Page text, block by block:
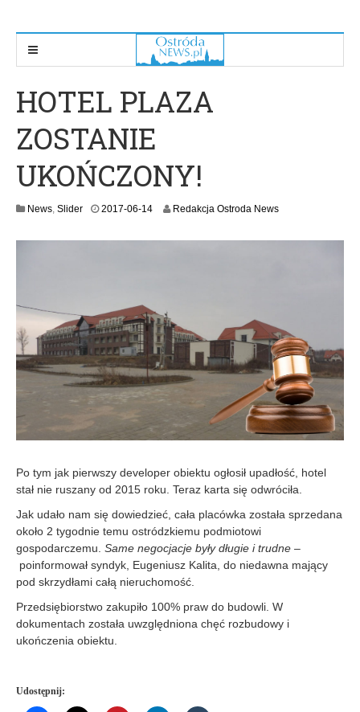
HOTEL PLAZA
ZOSTANIE
UKOŃCZONY!
News, Slider 2017-06-142
-
1
4
Redakcja Ostroda News
Po tym jak pierwszy developer obiektu ogłosił upadłość, hotel
stał nie ruszany od 2015 roku. Teraz karta się odwróciła.
Jak udało nam się dowiedzieć, cała placówka została sprzedana
około 2 tygodnie temu ostródzkiemu podmiotowi
gospodarczemu. Same negocjacje były długie i trudne –
poinformował syndyk, Eugeniusz Kalita, do niedawna mający
pod skrzydłami całą nieruchomość.
Przedsiębiorstwo zakupiło 100% praw do budowli. W
dokumentach została uwzględniona chęć rozbudowy i
ukończenia obiektu.
Udostępnij: